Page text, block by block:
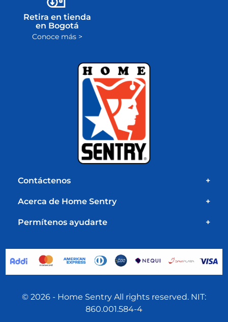
Retira en tienda
en Bogotá
Conoce más >
Contáctenos +
Acerca de Home Sentry +
Permítenos ayudarte +
© 2026 - Home Sentry All rights reserved. NIT:
860.001.584-4